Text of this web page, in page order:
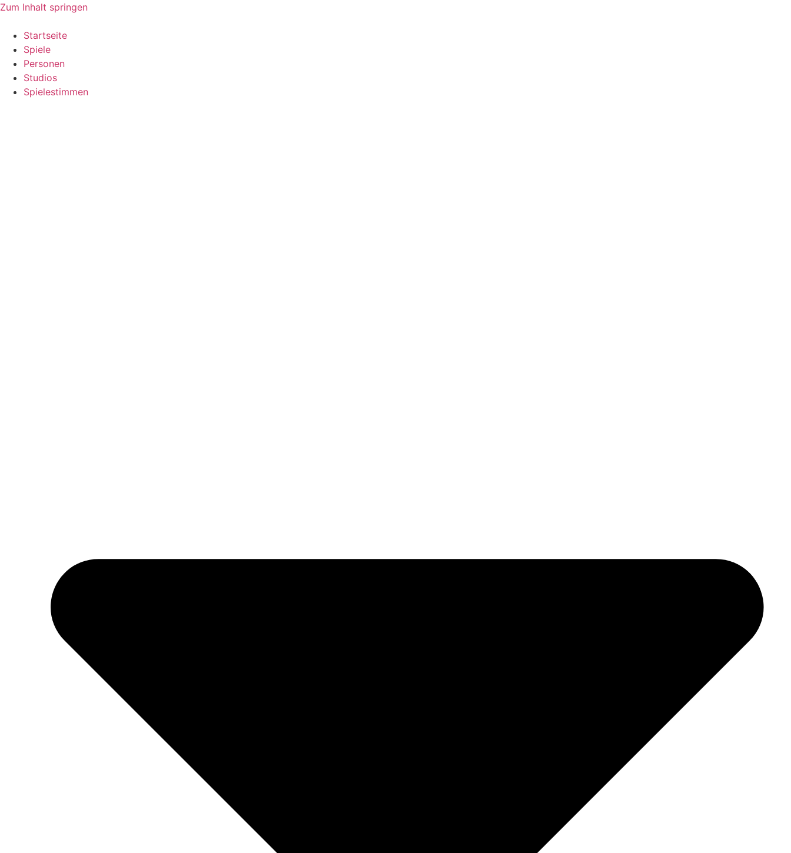
Zum Inhalt springen
Startseite
Spiele
Personen
Studios
Spielestimmen